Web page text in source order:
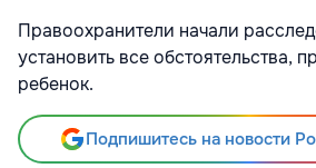
Правоохранители начали
установить все обстоятельства,
ребенок.
Подпишитесь на новости